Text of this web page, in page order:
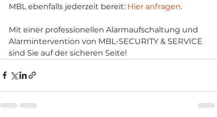
MBL ebenfalls jederzeit bereit: Hier anfragen.
Mit einer professionellen Alarmaufschaltung und
Alarmintervention von MBL-SECURITY & SERVICE
sind Sie auf der sicheren Seite!